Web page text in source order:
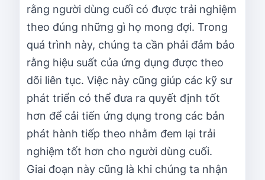
rằng người dùng cuối có được trải nghiệm
theo đúng những gì họ mong đợi. Trong
quá trình này, chúng ta cần phải đảm bảo
rằng hiệu suất của ứng dụng được theo
dõi liên tục. Việc này cũng giúp các kỹ sư
phát triển có thể đưa ra quyết định tốt
hơn để cải tiến ứng dụng trong các bản
phát hành tiếp theo nhằm đem lại trải
nghiệm tốt hơn cho người dùng cuối.
Giai đoạn này cũng là khi chúng ta nhận